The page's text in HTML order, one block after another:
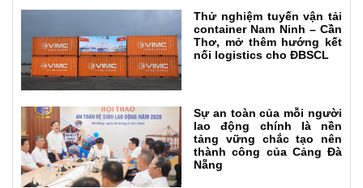
Thử nghiệm tuyến vận tải
container Nam Ninh – Cần
Thơ, mở thêm hướng kết
nối logistics cho ĐBSCL
Sự an toàn của mỗi người
lao động chính là nền
tảng vững chắc tạo nên
thành công của Cảng Đà
Nẵng